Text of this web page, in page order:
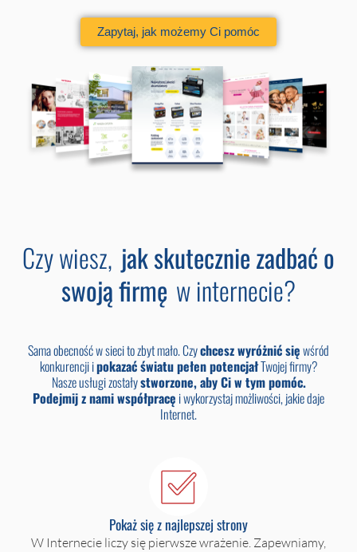
Zapytaj, jak możemy Ci pomóc
Czy wiesz, jak skutecznie zadbać o
swoją firmę w internecie?
Sama obecność w sieci to zbyt mało. Czychcesz wyróżnić sięwśród
konkurencji ipokazać światu pełen potencjałTwojej firmy?
Nasze usługi zostałystworzone, aby Ci w tym pomóc.
Podejmij z nami współpracę i wykorzystaj możliwości, jakie daje
Internet.
Pokaż się z najlepszej strony
W Internecie liczy się pierwsze wrażenie. Zapewniamy,